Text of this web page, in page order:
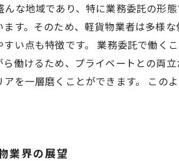
な地域であり、特に業務委託の形
す。そのため、軽貨物業者は多様
い点も特徴です。 業務委託で働
働けるため、プライベートとの両
を一層磨くことができます。 こ
業界の展望